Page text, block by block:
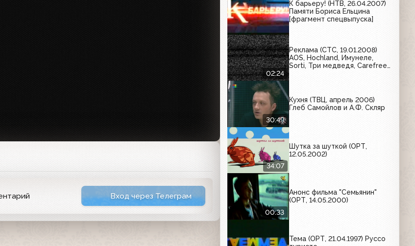
Вход через Телеграм
К барьеру! (НТВ, 26.04.2007)
Памяти Бориса Ельцина
[фрагмент спецвыпуска]
02:24
Реклама (СТС, 19.01.2008)
AOS, Hochland, Имунеле,
Sorti, Три медведя, Carefree,
30:49
Кухня (ТВЦ, апрель 2006)
Глеб Самойлов и А.Ф. Скляр
34:07
Шутка за шуткой (ОРТ,
12.05.2002)
00:33
Анонс фильма "Семьянин"
(ОРТ, 14.05.2000)
Тема (ОРТ, 21.04.1997) Руссо